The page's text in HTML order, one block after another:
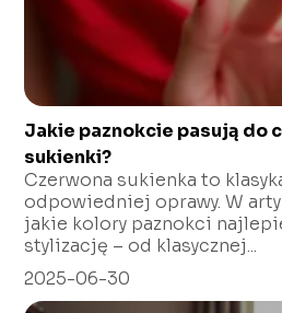
Jakie paznokcie pasują do
sukienki?
Czerwona sukienka to
odpowiedniej oprawy. W
jakie kolory paznokci
stylizację – od klasycznej...
2025-06-30